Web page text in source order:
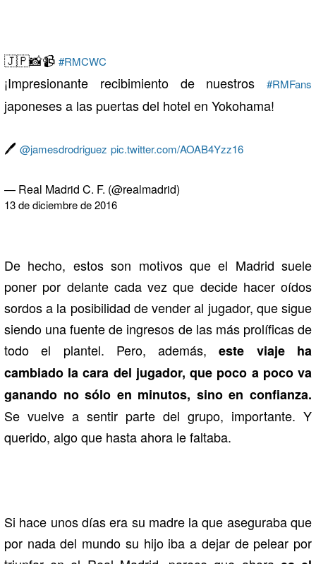
🇯🇵📸📹 #RMCWC
¡Impresionante recibimiento de nuestros #RMFans
japoneses a las puertas del hotel en Yokohama!
🖊 @jamesdrodriguez pic.twitter.com/AOAB4Yzz16
— Real Madrid C. F. (@realmadrid)
13 de diciembre de 2016
De hecho, estos son motivos que el Madrid suele
poner por delante cada vez que decide hacer oídos
sordos a la posibilidad de vender al jugador, que sigue
siendo una fuente de ingresos de las más prolíficas de
todo el plantel. Pero, además,este viaje ha
cambiado la cara del jugador, que poco a poco va
ganando no sólo en minutos, sino en confianza.
Se vuelve a sentir parte del grupo, importante. Y
querido, algo que hasta ahora le faltaba.
Si hace unos días era su madre la que aseguraba que
por nada del mundo su hijo iba a dejar de pelear por